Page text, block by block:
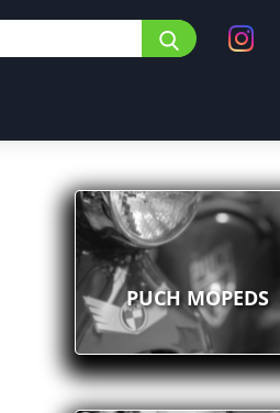
Suche...
PUCH MOPEDS